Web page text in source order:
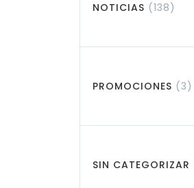
NOTICIAS (138)
PROMOCIONES (3)
SIN CATEGORIZAR